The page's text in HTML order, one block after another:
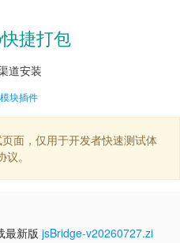
捷打包
道安装
块插件
面，仅用于开发者快速测试体
。
最新版 jsBridge-v20260727.zi